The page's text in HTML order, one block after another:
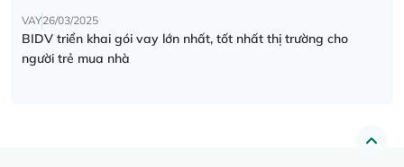
VAY26/03/2025
BIDV triển khai gói vay lớn nhất, tốt nhất thị trường cho
người trẻ mua nhà